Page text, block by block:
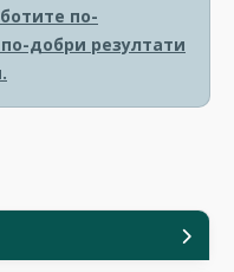
по-
добри резултати